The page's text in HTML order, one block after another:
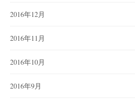
2016年12月
2016年11月
2016年10月
2016年9月